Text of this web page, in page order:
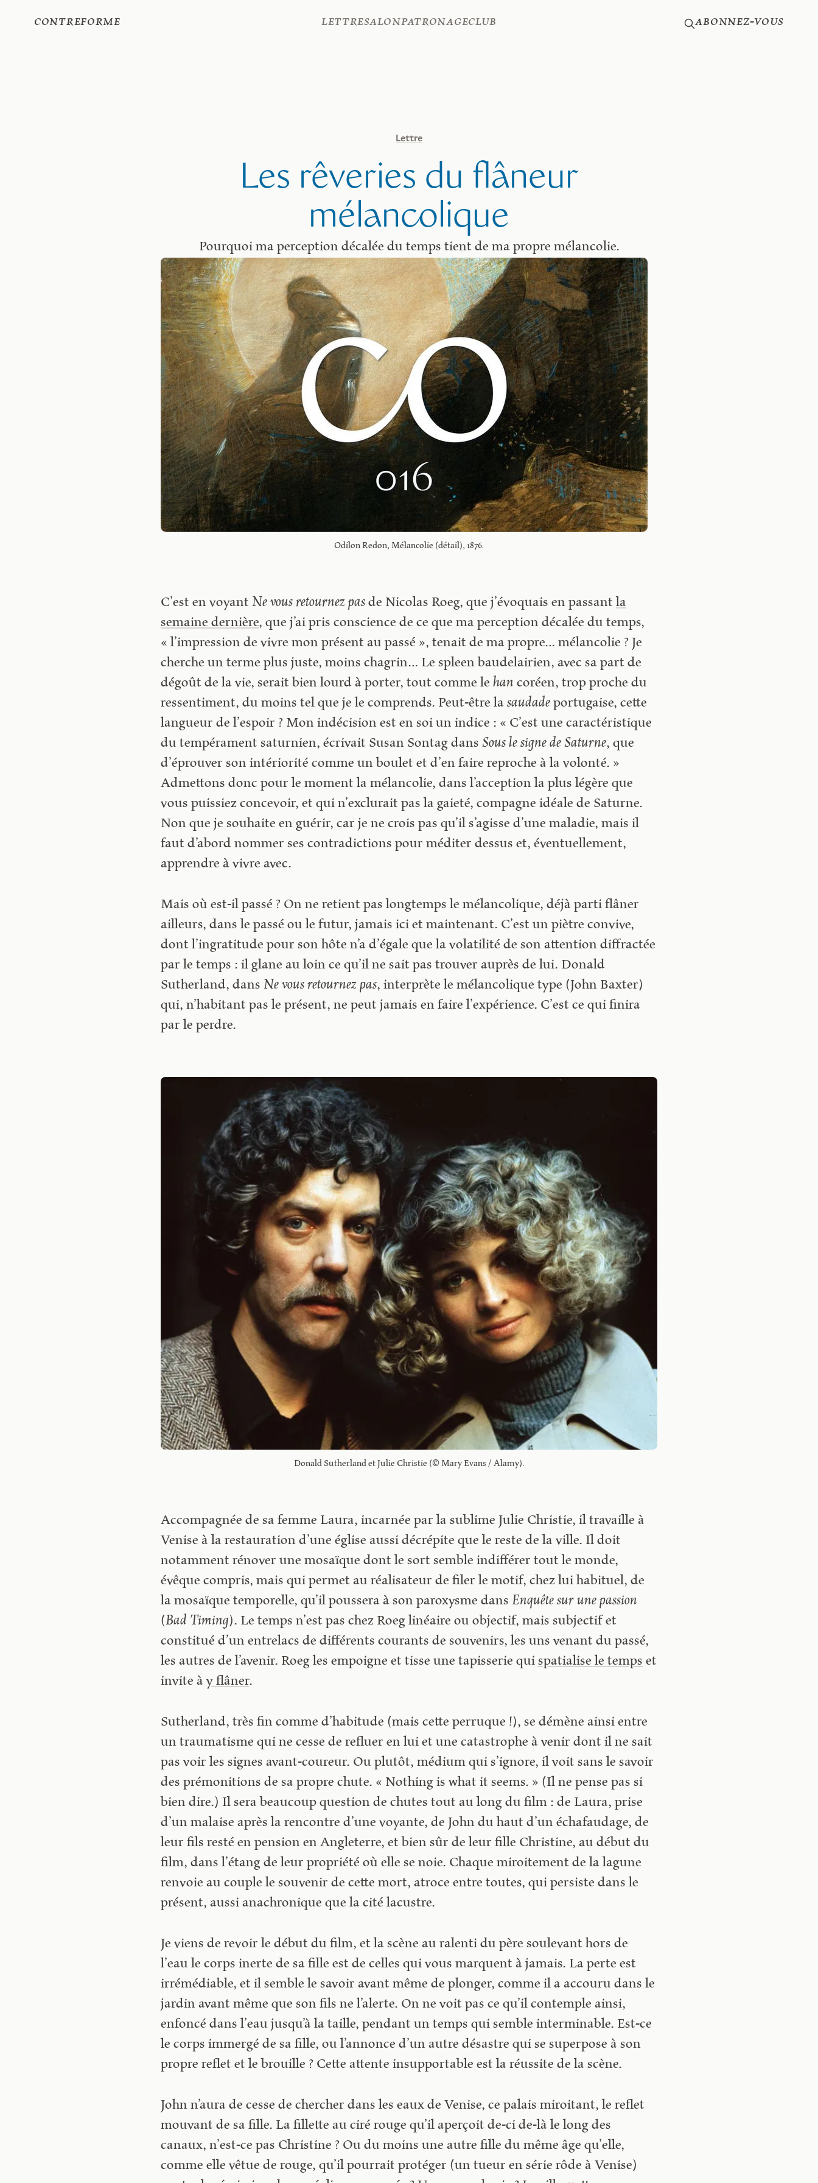
Contreforme LettreSalonPatronageClub Abonnez-vous
Lettre
Les rêveries du flâneur
mélancolique
Pourquoi ma perception décalée du temps tient de ma propre mélancolie.
Odilon Redon, Mélancolie (détail), 1876.
C’est en voyant Ne vous retournez pas de Nicolas Roeg, que j’évoquais en passant la
semaine dernière, que j’ai pris conscience de ce que ma perception décalée du temps,
« l’impression de vivre mon présent au passé », tenait de ma propre… mélancolie ? Je
cherche un terme plus juste, moins chagrin… Le spleen baudelairien, avec sa part de
dégoût de la vie, serait bien lourd à porter, tout comme le han coréen, trop proche du
ressentiment, du moins tel que je le comprends. Peut-être la saudade portugaise, cette
langueur de l’espoir ? Mon indécision est en soi un indice : « C’est une caractéristique
du tempérament saturnien, écrivait Susan Sontag dans Sous le signe de Saturne, que
d’éprouver son intériorité comme un boulet et d’en faire reproche à la volonté. »
Admettons donc pour le moment la mélancolie, dans l’acception la plus légère que
vous puissiez concevoir, et qui n’exclurait pas la gaieté, compagne idéale de Saturne.
Non que je souhaite en guérir, car je ne crois pas qu’il s’agisse d’une maladie, mais il
faut d’abord nommer ses contradictions pour méditer dessus et, éventuellement,
apprendre à vivre avec.
Mais où est-il passé ? On ne retient pas longtemps le mélancolique, déjà parti flâner
ailleurs, dans le passé ou le futur, jamais ici et maintenant. C’est un piètre convive,
dont l’ingratitude pour son hôte n’a d’égale que la volatilité de son attention diffractée
par le temps : il glane au loin ce qu’il ne sait pas trouver auprès de lui. Donald
Sutherland, dans Ne vous retournez pas, interprète le mélancolique type (John Baxter)
qui, n’habitant pas le présent, ne peut jamais en faire l’expérience. C’est ce qui finira
par le perdre.
Donald Sutherland et Julie Christie (© Mary Evans / Alamy).
Accompagnée de sa femme Laura, incarnée par la sublime Julie Christie, il travaille à
Venise à la restauration d’une église aussi décrépite que le reste de la ville. Il doit
notamment rénover une mosaïque dont le sort semble indifférer tout le monde,
évêque compris, mais qui permet au réalisateur de filer le motif, chez lui habituel, de
la mosaïque temporelle, qu’il poussera à son paroxysme dans Enquête sur une passion
(Bad Timing). Le temps n’est pas chez Roeg linéaire ou objectif, mais subjectif et
constitué d’un entrelacs de différents courants de souvenirs, les uns venant du passé,
les autres de l’avenir. Roeg les empoigne et tisse une tapisserie qui spatialise le temps et
invite à y flâner.
Sutherland, très fin comme d’habitude (mais cette perruque !), se démène ainsi entre
un traumatisme qui ne cesse de refluer en lui et une catastrophe à venir dont il ne sait
pas voir les signes avant-coureur. Ou plutôt, médium qui s’ignore, il voit sans le savoir
des prémonitions de sa propre chute. « Nothing is what it seems. » (Il ne pense pas si
bien dire.) Il sera beaucoup question de chutes tout au long du film : de Laura, prise
d’un malaise après la rencontre d’une voyante, de John du haut d’un échafaudage, de
leur fils resté en pension en Angleterre, et bien sûr de leur fille Christine, au début du
film, dans l’étang de leur propriété où elle se noie. Chaque miroitement de la lagune
renvoie au couple le souvenir de cette mort, atroce entre toutes, qui persiste dans le
présent, aussi anachronique que la cité lacustre.
Je viens de revoir le début du film, et la scène au ralenti du père soulevant hors de
l’eau le corps inerte de sa fille est de celles qui vous marquent à jamais. La perte est
irrémédiable, et il semble le savoir avant même de plonger, comme il a accouru dans le
jardin avant même que son fils ne l’alerte. On ne voit pas ce qu’il contemple ainsi,
enfoncé dans l’eau jusqu’à la taille, pendant un temps qui semble interminable. Est-ce
le corps immergé de sa fille, ou l’annonce d’un autre désastre qui se superpose à son
propre reflet et le brouille ? Cette attente insupportable est la réussite de la scène.
John n’aura de cesse de chercher dans les eaux de Venise, ce palais miroitant, le reflet
mouvant de sa fille. La fillette au ciré rouge qu’il aperçoit de-ci de-là le long des
canaux, n’est-ce pas Christine ? Ou du moins une autre fille du même âge qu’elle,
comme elle vêtue de rouge, qu’il pourrait protéger (un tueur en série rôde à Venise)